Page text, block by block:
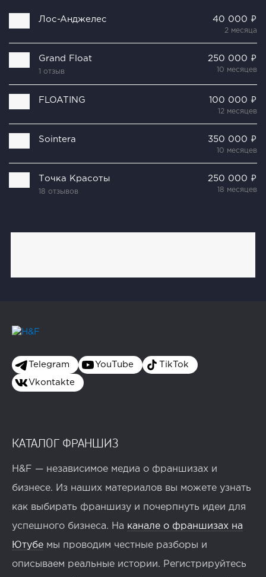
Лoc-Aнджeлec 40 000 ₽
2 месяца
Grand Float
1 отзыв
250 000 ₽
10 месяцев
FLOATING 100 000 ₽
12 месяцев
Sointera 350 000 ₽
10 месяцев
Точка Красоты
18 отзывов
250 000 ₽
18 месяцев
Telegram YouTube TikTok
Vkontakte
КАТАЛОГ ФРАНШИЗ
H&F — независимое медиа о франшизах и
бизнесе. Из наших материалов вы можете узнать
как выбирать франшизу и почерпнуть идеи для
успешного бизнеса. На канале о франшизах на
Ютубе мы проводим честные разборы и
описываем реальные истории. Регистрируйтесь